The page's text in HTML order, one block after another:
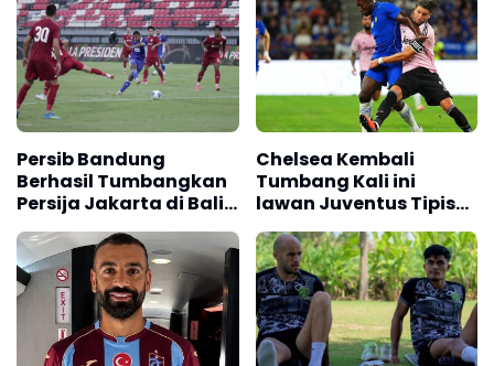
Persib Bandung
Berhasil Tumbangkan
Persija Jakarta di Bali,
Skor 2 -1
Chelsea Kembali
Tumbang Kali ini
lawan Juventus Tipis
0-1